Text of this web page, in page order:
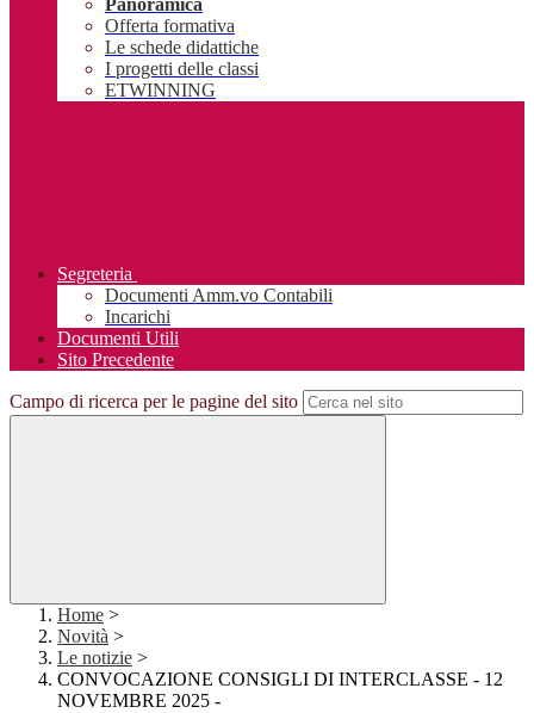
Panoramica
Offerta formativa
Le schede didattiche
I progetti delle classi
ETWINNING
Segreteria
Documenti Amm.vo Contabili
Incarichi
Documenti Utili
Sito Precedente
Campo di ricerca per le pagine del sito
Home >
Novità >
Le notizie >
CONVOCAZIONE CONSIGLI DI INTERCLASSE - 12
NOVEMBRE 2025 -